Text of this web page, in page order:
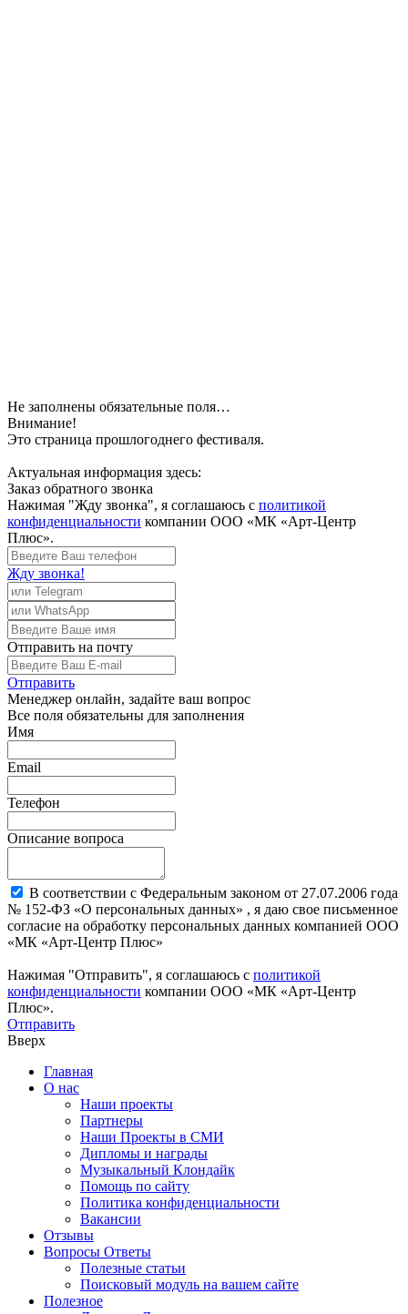
Не заполнены обязательные поля…
Внимание!
Это страница прошлогоднего фестиваля.
Актуальная информация здесь:
Заказ обратного звонка
Нажимая "Жду звонка", я соглашаюсь с политикой
конфиденциальности компании ООО «МК «Арт-Центр
Плюс».
Жду звонка!
Отправить на почту
Отправить
Менеджер онлайн, задайте ваш вопрос
Все поля обязательны для заполнения
Имя
Email
Телефон
Описание вопроса
В соответствии с Федеральным законом от 27.07.2006 года
№ 152-ФЗ «О персональных данных» , я даю свое письменное
согласие на обработку персональных данных компанией ООО
«МК «Арт-Центр Плюс»
Нажимая "Отправить", я соглашаюсь с политикой
конфиденциальности компании ООО «МК «Арт-Центр
Плюс».
Отправить
Вверх
Главная
О нас
Наши проекты
Партнеры
Наши Проекты в СМИ
Дипломы и награды
Музыкальный Клондайк
Помощь по сайту
Политика конфиденциальности
Вакансии
Отзывы
Вопросы Ответы
Полезные статьи
Поисковый модуль на вашем сайте
Полезное